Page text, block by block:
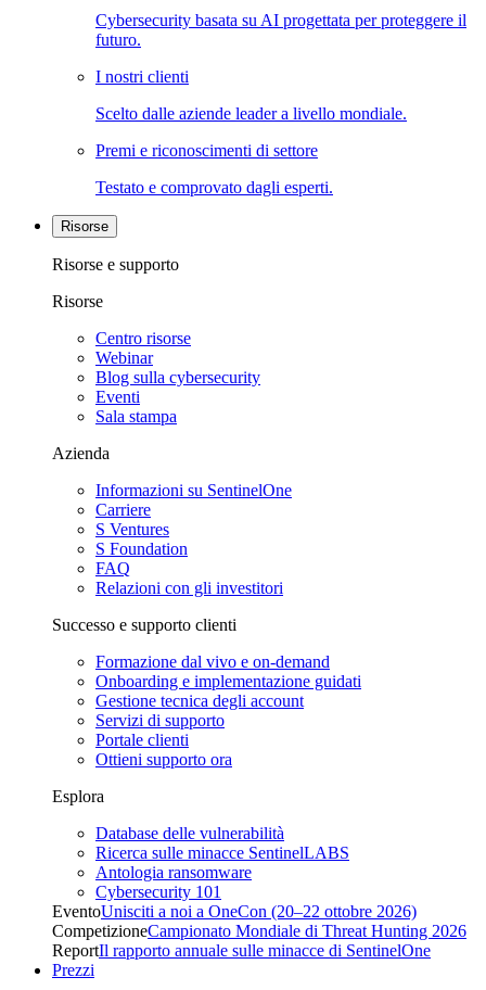
Cybersecurity basata su AI progettata per proteggere il
futuro.
I nostri clienti
Scelto dalle aziende leader a livello mondiale.
Premi e riconoscimenti di settore
Testato e comprovato dagli esperti.
Risorse
Risorse e supporto
Risorse
Centro risorse
Webinar
Blog sulla cybersecurity
Eventi
Sala stampa
Azienda
Informazioni su SentinelOne
Carriere
S Ventures
S Foundation
FAQ
Relazioni con gli investitori
Successo e supporto clienti
Formazione dal vivo e on-demand
Onboarding e implementazione guidati
Gestione tecnica degli account
Servizi di supporto
Portale clienti
Ottieni supporto ora
Esplora
Database delle vulnerabilità
Ricerca sulle minacce SentinelLABS
Antologia ransomware
Cybersecurity 101
EventoUnisciti a noi a OneCon (20–22 ottobre 2026)
CompetizioneCampionato Mondiale di Threat Hunting 2026
ReportIl rapporto annuale sulle minacce di SentinelOne
Prezzi